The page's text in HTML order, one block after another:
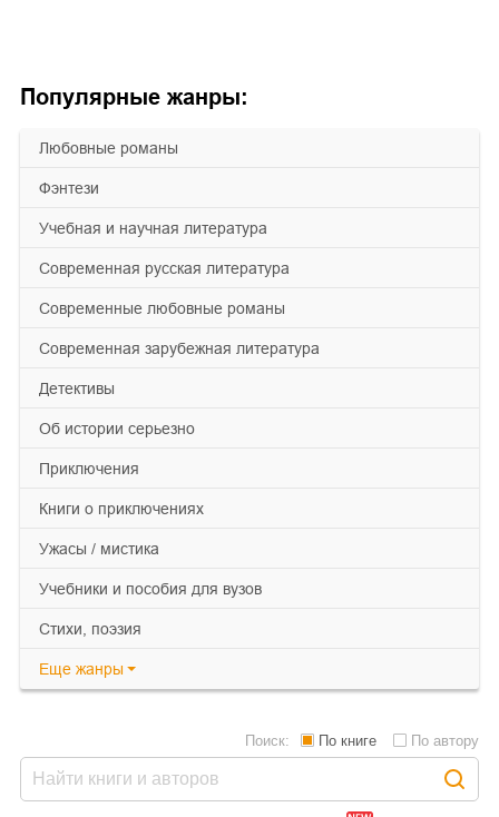
Популярные жанры:
любовные романы
фэнтези
учебная и научная литература
современная русская литература
современные любовные романы
современная зарубежная литература
детективы
об истории серьезно
приключения
книги о приключениях
ужасы / мистика
учебники и пособия для вузов
cтихи, поэзия
Еще жанры
Поиск: По книге По автору